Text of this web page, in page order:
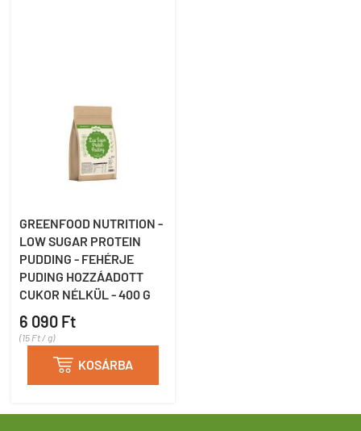
GREENFOOD NUTRITION -
LOW SUGAR PROTEIN
PUDDING - FEHÉRJE
PUDING HOZZÁADOTT
CUKOR NÉLKÜL - 400 G
6 090 Ft
(15 Ft / g)
 KOSÁRBA